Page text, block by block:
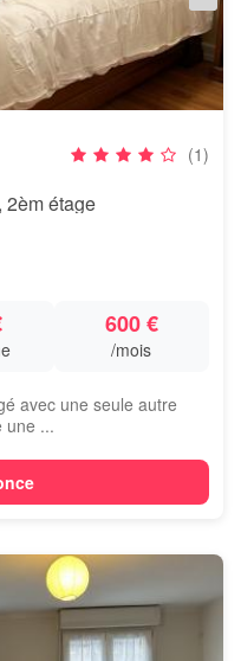
(1)
2èm étage
600 €
/mois
avec une seule autre
une ...